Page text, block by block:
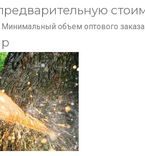
объем оптового